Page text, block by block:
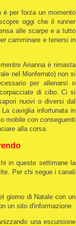
è per forza un momento
oggi che il runner
alle scarpe e a tutto
camminare e tenersi in
Arianna è rimasta
nel Monferrato) non si
per allenarsi o
di cibo. Ci si
nuovi o diversi dal
caviglia infortunata in
mobile con conseguenti
alla corsa.
in queste settimane la
Per chi segue i canali
giorno di Natale con un
un sito d'informazione.
una escursione